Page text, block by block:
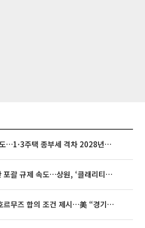
종부세 개편에도…1·3주택 종부세 격차 2028년부터 확대
미국, 가상자산 포괄 규제 속도…상원, ‘클래리티법’ 9월 절차투표 추진
이란, 미국에 호르무즈 합의 조건 제시…美 “경기 아직 안 끝나” [종합]